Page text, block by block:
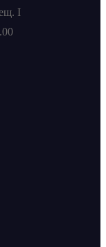
I